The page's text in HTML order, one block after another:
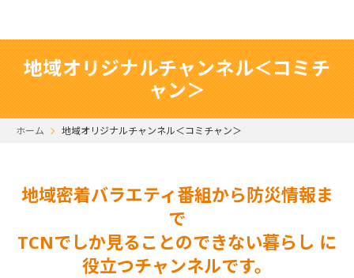
地域オリジナルチャンネル＜コミチ
ャン＞
ホーム 地域オリジナルチャンネル＜コミチャン＞
地域密着バラエティ番組から防災情報ま
で
TCNでしか見ることのできない暮らし に
役立つチャンネルです。